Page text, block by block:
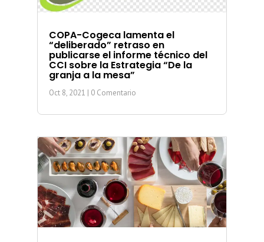
COPA-Cogeca lamenta el
“deliberado” retraso en
publicarse el informe técnico del
CCI sobre la Estrategia “De la
granja a la mesa”
Oct 8, 2021 | 0 Comentario